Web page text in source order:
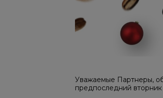
Уважаемые Партнеры,
предпоследний вторник